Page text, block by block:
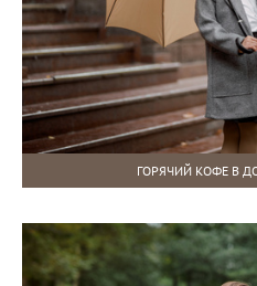
ГОРЯЧИЙ КОФЕ В